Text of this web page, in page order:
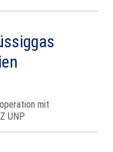
mit
UNP